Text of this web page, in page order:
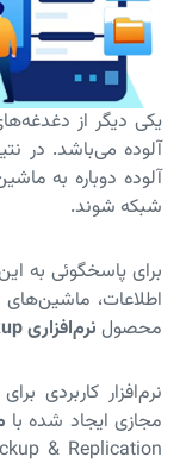
یکی دیگر از
آلوده می‌باشد. در
آلوده دوباره به
شبکه شوند.
برای پاسخگوئی به
اطلاعات،
محصول نرم‌افزاری
نرم‌افزار کاربردی
مجازی ایجاد شده با